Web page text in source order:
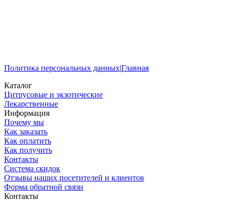
Политика персональных данных|Главная
Каталог
Цитрусовые и экзотические
Лекарственные
Информация
Почему мы
Как заказать
Как оплатить
Как получить
Контакты
Система скидок
Отзывы наших посетителей и клиентов
Форма обратной связи
Контакты